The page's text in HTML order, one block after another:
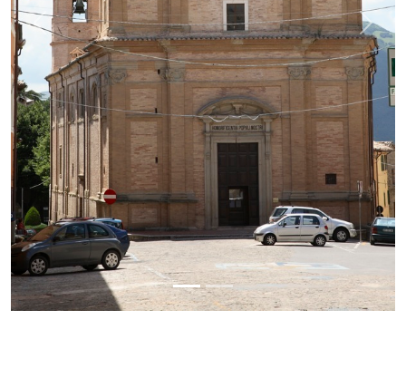
Previous Next